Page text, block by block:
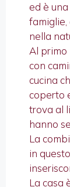
ed è
famiglie,
nella
Al primo
con
cucina
coperto
trova al
hanno
La
in
La casa